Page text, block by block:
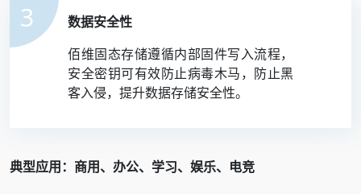
3
数据安全性
佰维固态存储遵循内部固件写入流程，
安全密钥可有效防止病毒木马，防止黑
客入侵，提升数据存储安全性。
典型应用：商用、办公、学习、娱乐、电竞